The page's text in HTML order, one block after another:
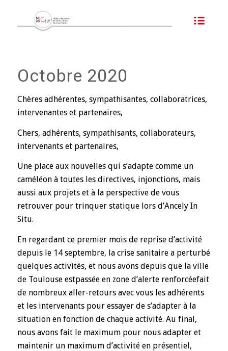
Octobre 2020
Chères adhérentes, sympathisantes, collaboratrices,
intervenantes et partenaires,
Chers, adhérents, sympathisants, collaborateurs,
intervenants et partenaires,
Une place aux nouvelles qui s’adapte comme un
caméléon à toutes les directives, injonctions, mais
aussi aux projets et à la perspective de vous
retrouver pour trinquer statique lors d’Ancely In
Situ.
En regardant ce premier mois de reprise d’activité
depuis le 14 septembre, la crise sanitaire a perturbé
quelques activités, et nous avons depuis que la ville
de Toulouse estpassée en zone d’alerte renforcéefait
de nombreux aller-retours avec vous les adhérents
et les intervenants pour essayer de s’adapter à la
situation en fonction de chaque activité. Au final,
nous avons fait le maximum pour nous adapter et
maintenir un maximum d’activité en présentiel,